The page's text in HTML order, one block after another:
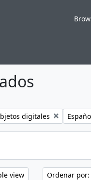
filter:digitales
view Ordenar por: